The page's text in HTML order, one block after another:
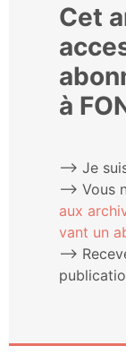
Cet
à
⟶ Je
⟶ Vous
aux
vant un
⟶